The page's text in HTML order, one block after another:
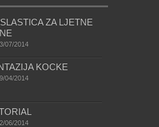
ZA LJETNE
07/2014
KOCKE
04/2014
06/2014